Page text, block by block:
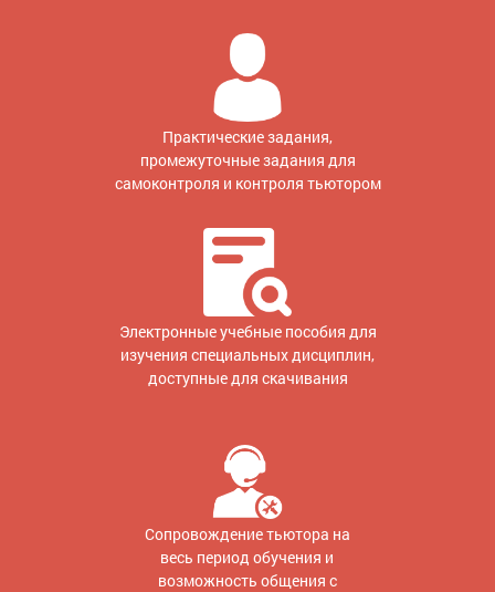
Практические задания,
промежуточные задания для
самоконтроля и контроля тьютором
Электронные учебные пособия для
изучения специальных дисциплин,
доступные для скачивания
Сопровождение тьютора на
весь период обучения и
возможность общения с